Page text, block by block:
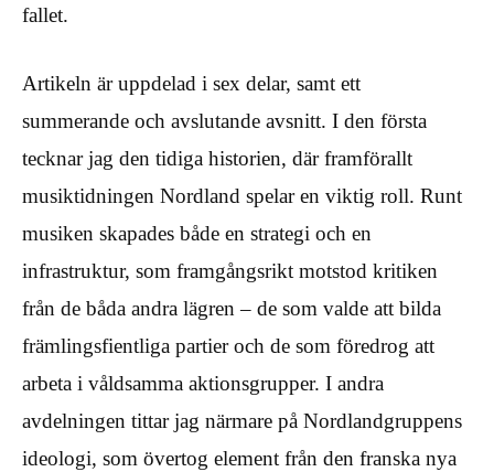
fallet.
Artikeln är uppdelad i sex delar, samt ett
summerande och avslutande avsnitt. I den första
tecknar jag den tidiga historien, där framförallt
musiktidningen Nordland spelar en viktig roll. Runt
musiken skapades både en strategi och en
infrastruktur, som framgångsrikt motstod kritiken
från de båda andra lägren – de som valde att bilda
främlingsfientliga partier och de som föredrog att
arbeta i våldsamma aktionsgrupper. I andra
avdelningen tittar jag närmare på Nordlandgruppens
ideologi, som övertog element från den franska nya